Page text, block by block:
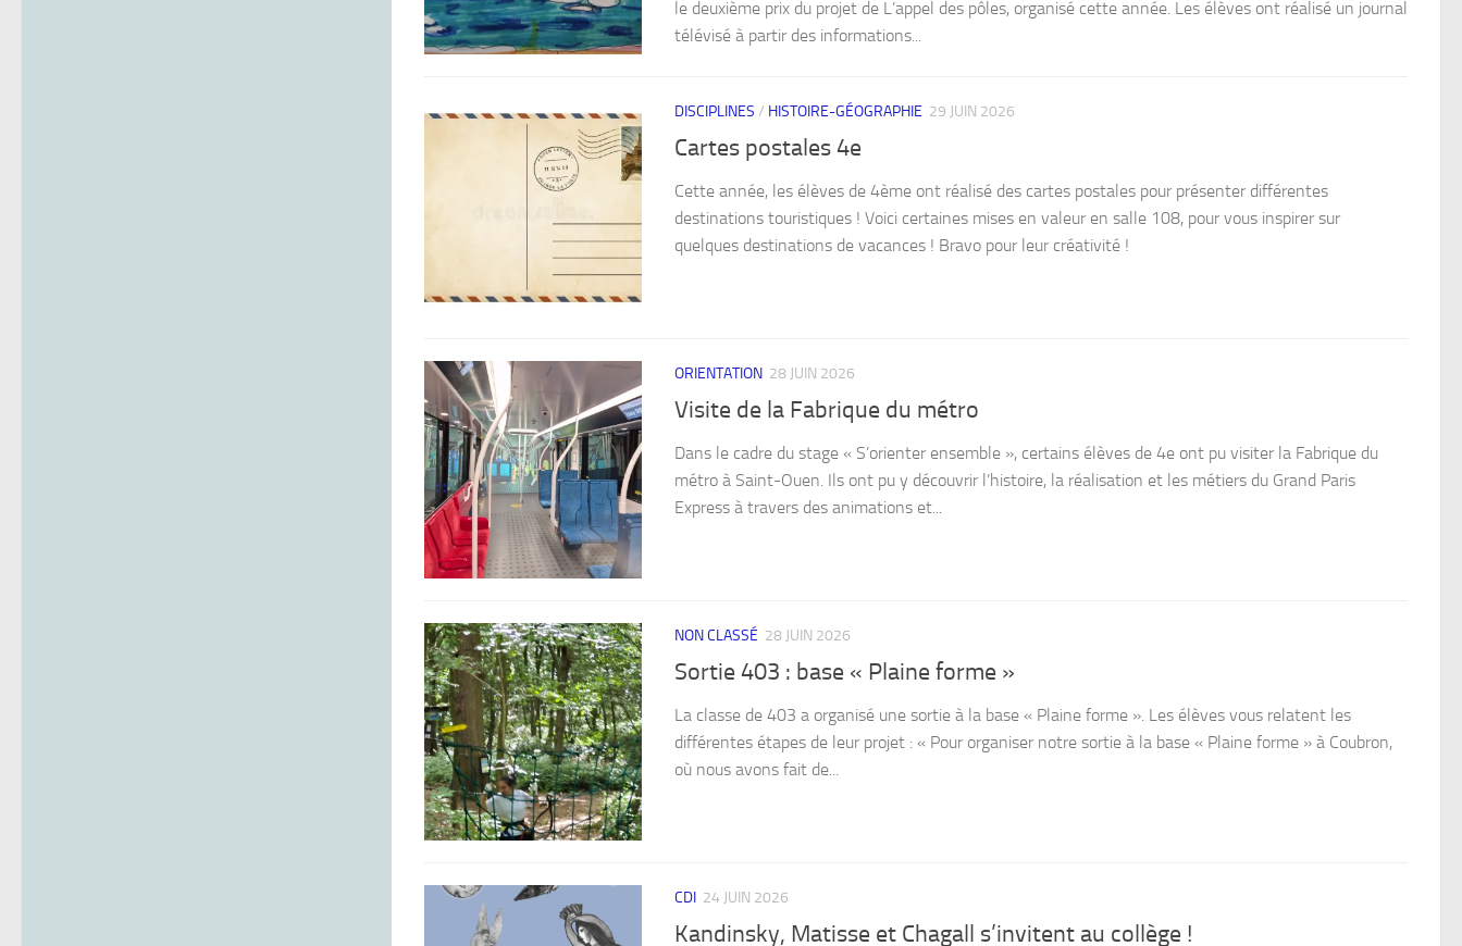
le deuxième prix du projet de L’appel des pôles, organisé cette année. Les élèves ont réalisé un journal
télévisé à partir des informations...
DISCIPLINES / HISTOIRE-GÉOGRAPHIE 29 JUIN 2026
Cartes postales 4e
Cette année, les élèves de 4ème ont réalisé des cartes postales pour présenter différentes
destinations touristiques ! Voici certaines mises en valeur en salle 108, pour vous inspirer sur
quelques destinations de vacances ! Bravo pour leur créativité !
ORIENTATION 28 JUIN 2026
Visite de la Fabrique du métro
Dans le cadre du stage « S’orienter ensemble », certains élèves de 4e ont pu visiter la Fabrique du
métro à Saint-Ouen. Ils ont pu y découvrir l’histoire, la réalisation et les métiers du Grand Paris
Express à travers des animations et...
NON CLASSÉ 28 JUIN 2026
Sortie 403 : base « Plaine forme »
La classe de 403 a organisé une sortie à la base « Plaine forme ». Les élèves vous relatent les
différentes étapes de leur projet : « Pour organiser notre sortie à la base « Plaine forme » à Coubron,
où nous avons fait de...
CDI 24 JUIN 2026
Kandinsky, Matisse et Chagall s’invitent au collège !